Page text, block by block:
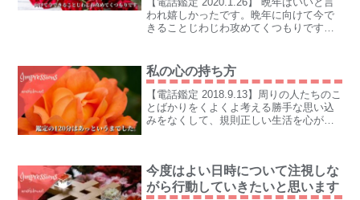
われ嬉しかったです。晩年に向けて今で
きることじわじわ攻めてくつもりです。
私の心の持ち方
【電話鑑定 2018.9.13】周りの人たちのこ
とばかりをくよくよ考える勝手な思い込
みをなくして、規則正しい生活を心がけ
今度はよい日時について注視しな
がら行動していきたいと思います